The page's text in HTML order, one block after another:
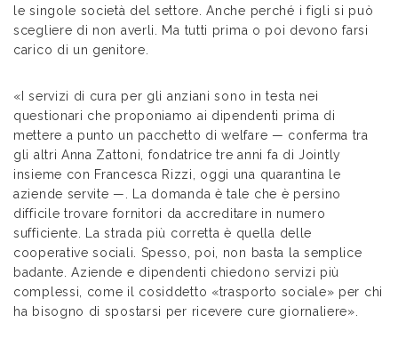
le singole società del settore. Anche perché i figli si può
scegliere di non averli. Ma tutti prima o poi devono farsi
carico di un genitore.
«I servizi di cura per gli anziani sono in testa nei
questionari che proponiamo ai dipendenti prima di
mettere a punto un pacchetto di welfare — conferma tra
gli altri Anna Zattoni, fondatrice tre anni fa di Jointly
insieme con Francesca Rizzi, oggi una quarantina le
aziende servite —. La domanda è tale che è persino
difficile trovare fornitori da accreditare in numero
sufficiente. La strada più corretta è quella delle
cooperative sociali. Spesso, poi, non basta la semplice
badante. Aziende e dipendenti chiedono servizi più
complessi, come il cosiddetto «trasporto sociale» per chi
ha bisogno di spostarsi per ricevere cure giornaliere».